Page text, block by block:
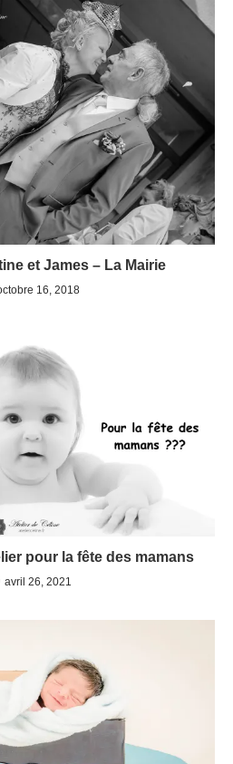
et James – La Mairie
16, 2018
pour la fête des mamans
avril 26, 2021